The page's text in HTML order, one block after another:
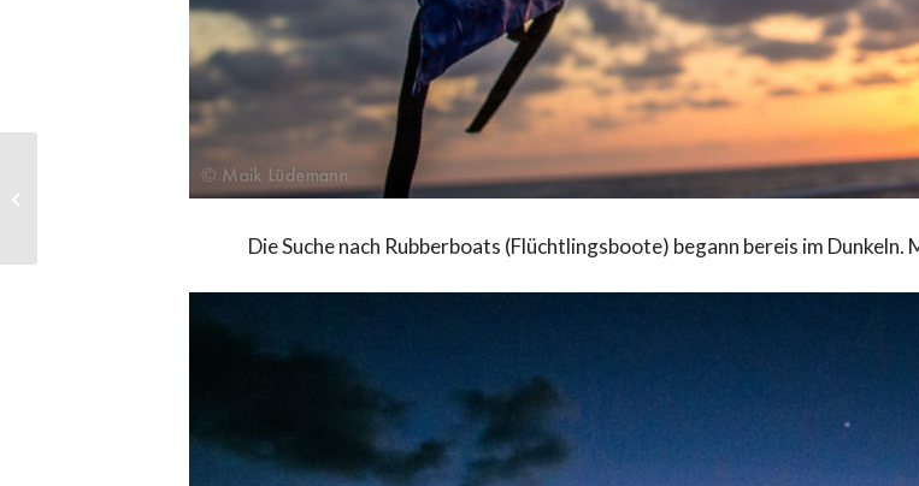
Die Suche nach Rubberboats (Flüchtlingsboote) begann bereis im
Gordens V-LOG: Unsere
Reise mit dem LifeBoat